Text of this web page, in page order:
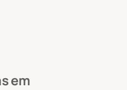
em